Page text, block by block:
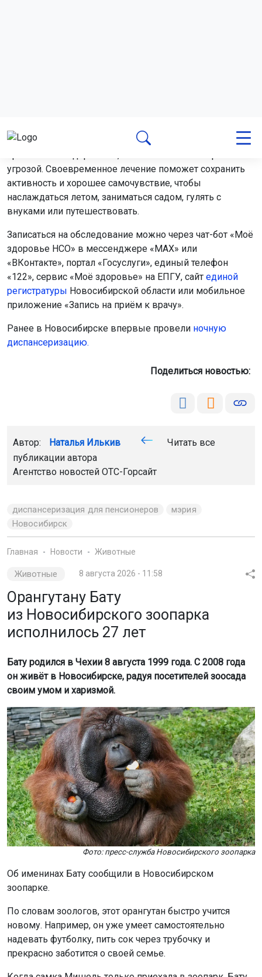
угрозой. Своевременное лечение поможет сохранить
активность и хорошее самочувствие, чтобы
наслаждаться летом, заниматься садом, гулять с
внуками или путешествовать.
Записаться на обследование можно через чат-бот «Моё
здоровье НСО» в мессенджере «MAX» или
«122», сервис «Моё здоровье» на ЕПГУ, сайтединой
регистратурыНовосибирской области или мобильное
приложение «Запись на приём к врачу».
Ранее в Новосибирске впервые провелиночную
диспансеризацию.
Поделиться новостью:
Читать все
Агентство новостей
ОТС-Горсайт
диспансеризация для пенсионеров
Главная Новости
Животные 8 августа 2026 - 11:58
из Новосибирского зоопарка
исполнилось 27 лет
Бату родился в Чехии 8 августа 1999 года. С 2008 года
он живёт в Новосибирске, радуя посетителей зоосада
Фото: пресс-служба Новосибирского зоопарка
Об именинах Бату сообщили в Новосибирском
По словам зоологов, этот орангутан быстро учится
новому. Например, он уже умеет самостоятельно
надевать футболку, пить сок через трубочку и
прекрасно заботится о своей семье.
Когда самка Мишель только приехала в зоопарк, Бату
очень деликатно её поддерживал, помогал ей